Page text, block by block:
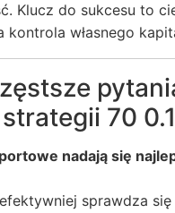
Klucz do sukcesu to
kontrola własnego
70
nadają się
sprawdza